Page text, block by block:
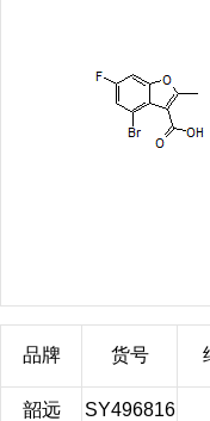
品牌 货号
韶远 SY496816